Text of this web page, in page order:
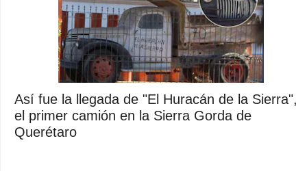
Así fue la llegada de "El Huracán de la Sierra",
el primer camión en la Sierra Gorda de
Querétaro